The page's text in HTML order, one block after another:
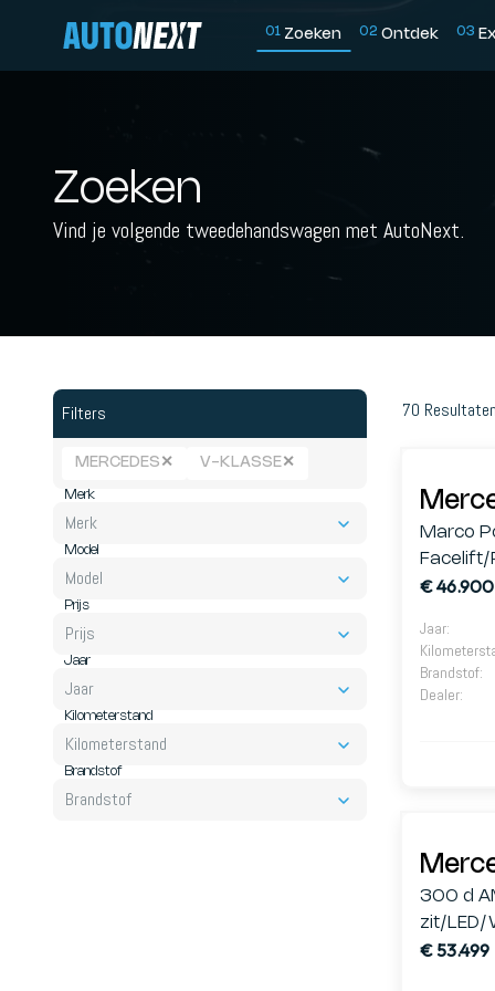
01 Zoeken 02 Ontdek 03
Zoeken
Vind je volgende tweedehandswagen met AutoNext.
Filters
MERCEDES ✕ V-KLASSE✕
Merk
Merk
Model
Model
Prijs
Prijs
Jaar
Jaar
Kilometerstand
Kilometerstand
Brandstof
Brandstof
70 Resultaten
Marco
Facelift/
LED/
€ 46.900
Jaar:
Brandstof:
Dealer:
300 d
zit/LED/
Leder/
€ 53.499